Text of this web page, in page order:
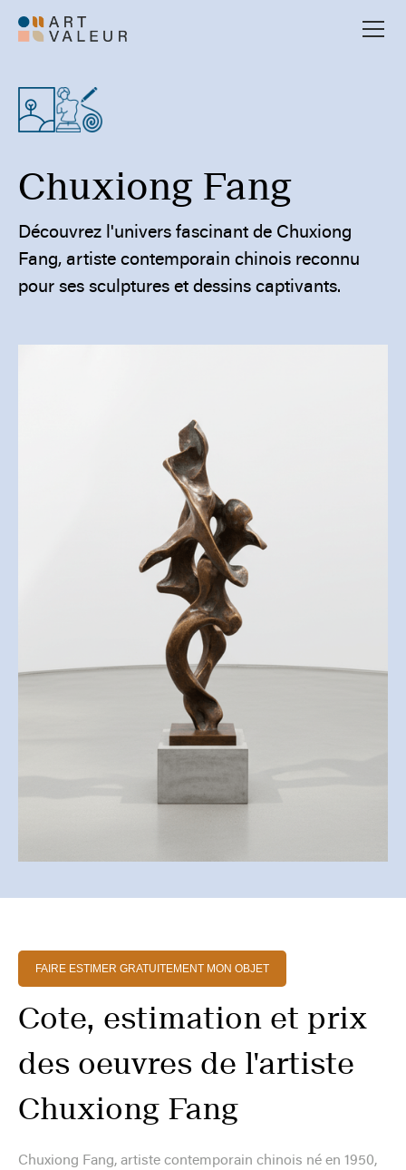
Chuxiong Fang
Découvrez l'univers fascinant de Chuxiong
Fang, artiste contemporain chinois reconnu
pour ses sculptures et dessins captivants.
FAIRE ESTIMER GRATUITEMENT MON OBJET
Cote, estimation et prix
des oeuvres de l'artiste
Chuxiong Fang
Chuxiong Fang, artiste contemporain chinois né en 1950,